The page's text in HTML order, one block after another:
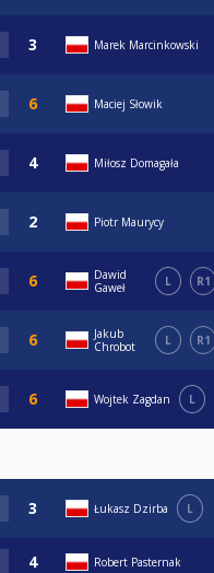
Marek Marcinkowski
Maciej Słowik
Miłosz Domagała
Piotr Maurycy
Dawid
Gaweł
L R1
Jakub
Chrobot
L R1
Wojtek Zagdan L
Łukasz Dzirba L
Robert Pasternak